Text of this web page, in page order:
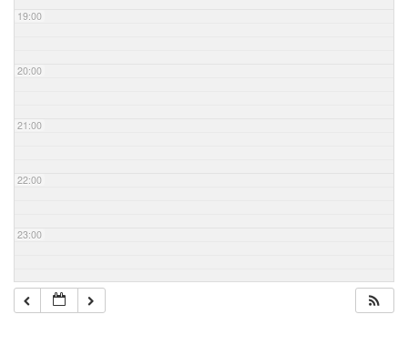
19:00
20:00
21:00
22:00
23:00